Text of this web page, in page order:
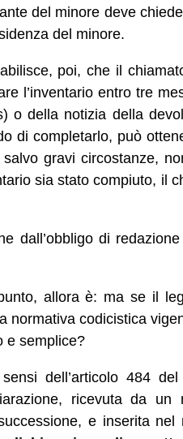
del minore deve
del minore.
poi, che il
l’inventario entro tre
o della notizia della
di completarlo, può
gravi circostanze,
sia stato compiuto, il
dall’obbligo di
allora è: ma se il
normativa codicistica
e semplice?
dell’articolo 484
ricevuta da
e inserita nel